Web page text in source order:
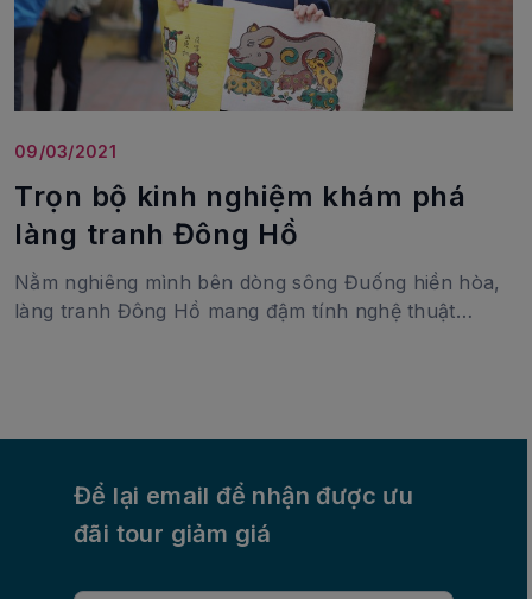
09/03/2021
Trọn bộ kinh nghiệm khám phá
làng tranh Đông Hồ
Nằm nghiêng mình bên dòng sông Đuống hiền hòa,
làng tranh Đông Hồ mang đậm tính nghệ thuật
Để lại email để nhận được ưu
đãi tour giảm giá